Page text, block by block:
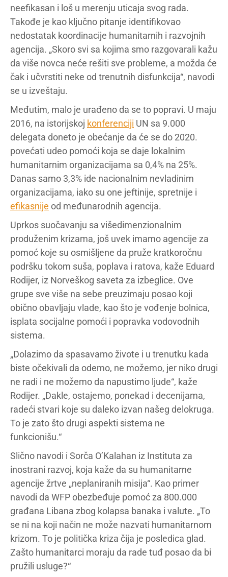
neefikasan i loš u merenju uticaja svog rada.
Takođe je kao ključno pitanje identifikovao
nedostatak koordinacije humanitarnih i razvojnih
agencija. „Skoro svi sa kojima smo razgovarali kažu
da više novca neće rešiti sve probleme, a možda će
čak i učvrstiti neke od trenutnih disfunkcija“, navodi
se u izveštaju.
Međutim, malo je urađeno da se to popravi. U maju
2016, na istorijskoj konferenciji UN sa 9.000
delegata doneto je obećanje da će se do 2020.
povećati udeo pomoći koja se daje lokalnim
humanitarnim organizacijama sa 0,4% na 25%.
Danas samo 3,3% ide nacionalnim nevladinim
organizacijama, iako su one jeftinije, spretnije i
efikasnije od međunarodnih agencija.
Uprkos suočavanju sa višedimenzionalnim
produženim krizama, još uvek imamo agencije za
pomoć koje su osmišljene da pruže kratkoročnu
podršku tokom suša, poplava i ratova, kaže Eduard
Rodijer, iz Norveškog saveta za izbeglice. Ove
grupe sve više na sebe preuzimaju posao koji
obično obavljaju vlade, kao što je vođenje bolnica,
isplata socijalne pomoći i popravka vodovodnih
sistema.
„Dolazimo da spasavamo živote i u trenutku kada
biste očekivali da odemo, ne možemo, jer niko drugi
ne radi i ne možemo da napustimo ljude“, kaže
Rodijer. „Dakle, ostajemo, ponekad i decenijama,
radeći stvari koje su daleko izvan našeg delokruga.
To je zato što drugi aspekti sistema ne
funkcionišu.“
Slično navodi i Sorča O’Kalahan iz Instituta za
inostrani razvoj, koja kaže da su humanitarne
agencije žrtve „neplaniranih misija“. Kao primer
navodi da WFP obezbeđuje pomoć za 800.000
građana Libana zbog kolapsa banaka i valute. „To
se ni na koji način ne može nazvati humanitarnom
krizom. To je politička kriza čija je posledica glad.
Zašto humanitarci moraju da rade tuđ posao da bi
pružili usluge?“